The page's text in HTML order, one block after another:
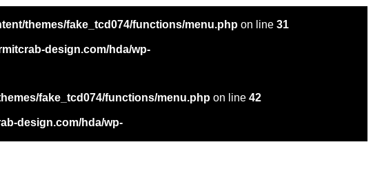
themes/fake_tcd074/functions/menu.php on line 31
design.com/hda/wp-
fake_tcd074/functions/menu.php on line 42
design.com/hda/wp-